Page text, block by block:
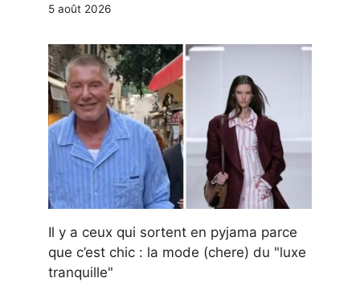
5 août 2026
Il y a ceux qui sortent en pyjama parce
que c’est chic : la mode (chere) du "luxe
tranquille"